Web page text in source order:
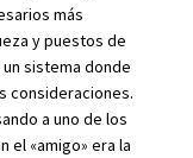
más
y puestos de
sistema donde
consideraciones.
a uno de los
el «amigo» era la